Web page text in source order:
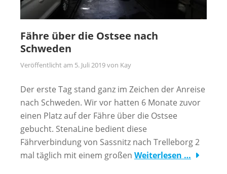
Fähre über die Ostsee nach
Schweden
Veröffentlicht am 5. Juli 2019von Kay
Der erste Tag stand ganz im Zeichen der Anreise
nach Schweden. Wir vor hatten 6 Monate zuvor
einen Platz auf der Fähre über die Ostsee
gebucht. StenaLine bedient diese
Fährverbindung von Sassnitz nach Trelleborg 2
mal täglich mit einem großen Weiterlesen …